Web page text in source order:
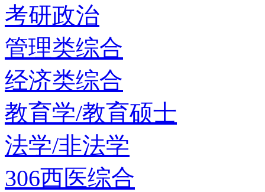
考研政治
管理类综合
经济类综合
教育学/教育硕士
法学/非法学
306西医综合